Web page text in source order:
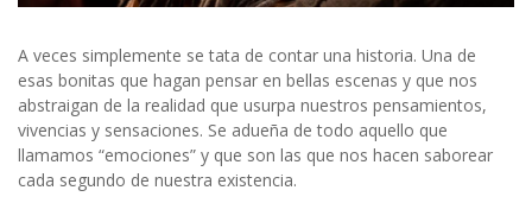
A veces simplemente se tata de contar una historia. Una de
esas bonitas que hagan pensar en bellas escenas y que nos
abstraigan de la realidad que usurpa nuestros pensamientos,
vivencias y sensaciones. Se adueña de todo aquello que
llamamos “emociones” y que son las que nos hacen saborear
cada segundo de nuestra existencia.